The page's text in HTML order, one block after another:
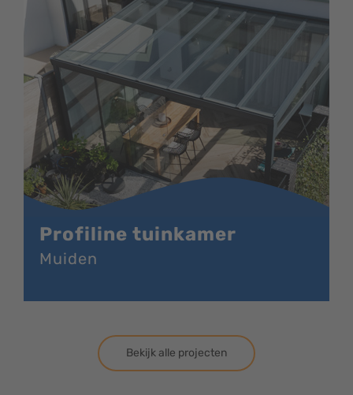
Profiline tuinkamer
Muiden
Bekijk alle projecten